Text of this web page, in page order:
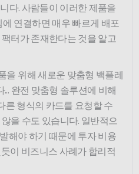
다. 사람들이 이러한 제품을
연결하면 매우 빠르게 배포
터가 존재한다는 것을 알고
을 위해 새로운 맞춤형 백플레
완전 맞춤형 솔루션에 비해
형식의 카드를 요청할 수
을 수도 있습니다. 일반적으
해야 하기 때문에 투자 비용
이 비즈니스 사례가 합리적